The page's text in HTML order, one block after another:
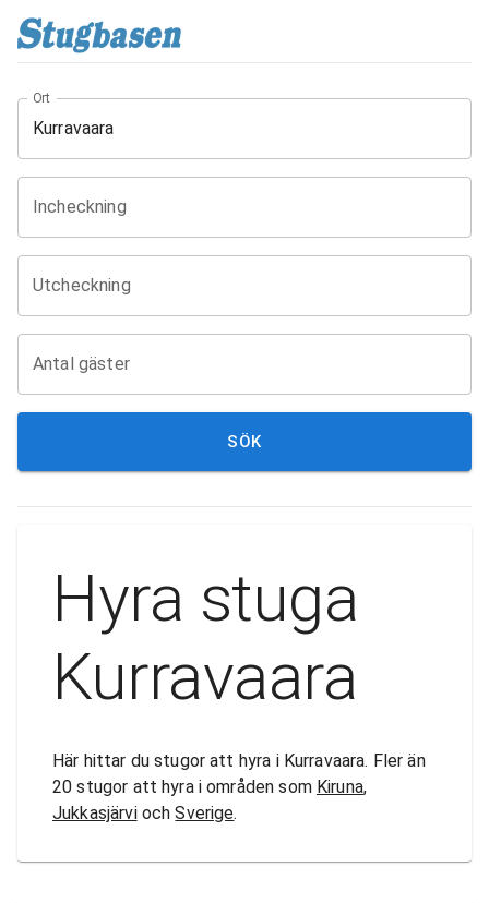
Ort
Incheckning
Utcheckning
Antal gäster
SÖK
Hyra stuga
Kurravaara
Här hittar du stugor att hyra i Kurravaara. Fler än
20 stugor att hyra i områden som Kiruna,
JukkasjärviochSverige.